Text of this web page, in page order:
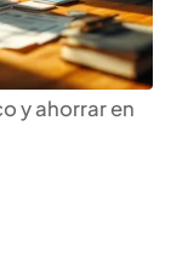
y ahorrar en